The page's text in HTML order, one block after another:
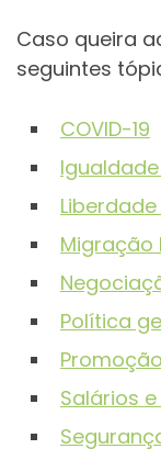
Caso queira
seguintes
COVID-19
Migração
Política
Salários